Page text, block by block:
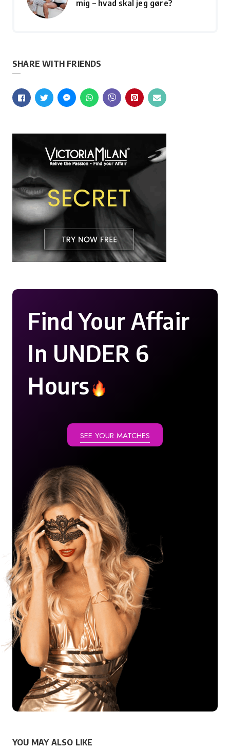
mig – hvad skal jeg gøre?
SHARE WITH FRIENDS
Find Your Affair
In UNDER 6
Hours
SEE YOUR MATCHES
YOU MAY ALSO LIKE